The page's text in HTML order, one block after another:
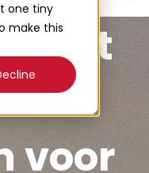
one tiny
make thishet
voor